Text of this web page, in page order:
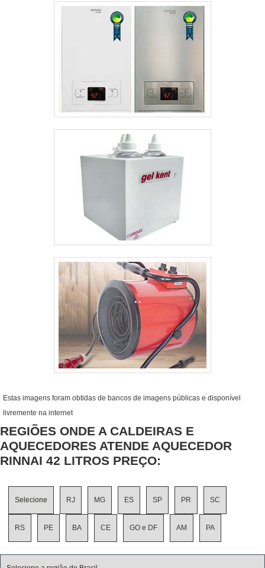
Estas imagens foram obtidas de bancos de imagens públicas e disponível
livremente na internet
REGIÕES ONDE A CALDEIRAS E
AQUECEDORES ATENDE AQUECEDOR
RINNAI 42 LITROS PREÇO:
Selecione RJ MG ES SP PR SC
RS PE BA CE GO e DF AM PA